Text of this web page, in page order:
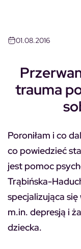
01.08.2016
trauma
Poroniłam i co
co powiedzieć
jest pomoc
Trąbińska-
specjalizująca
m.in. depresją i
dziecka.